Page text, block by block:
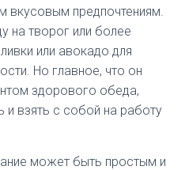
вкусовым предпочтениям.
на творог или более
или авокадо для
Но главное, что он
здорового обеда,
и взять с собой на работу
может быть простым и